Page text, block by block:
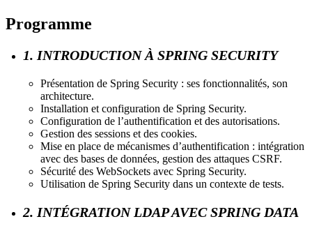
Programme
1. INTRODUCTION À SPRING SECURITY
Présentation de Spring Security : ses fonctionnalités, son
architecture.
Installation et configuration de Spring Security.
Configuration de l’authentification et des autorisations.
Gestion des sessions et des cookies.
Mise en place de mécanismes d’authentification : intégration
avec des bases de données, gestion des attaques CSRF.
Sécurité des WebSockets avec Spring Security.
Utilisation de Spring Security dans un contexte de tests.
2. INTÉGRATION LDAP AVEC SPRING DATA